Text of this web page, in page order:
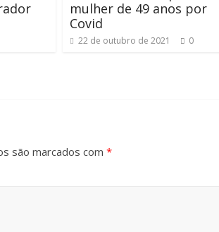
mulher de 49 anos por
Covid
22 de outubro de 2021 0
são marcados com *